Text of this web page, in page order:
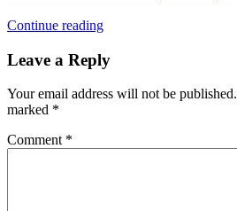
Continue reading
Leave a Reply
Your email address will not be published.
marked *
Comment *